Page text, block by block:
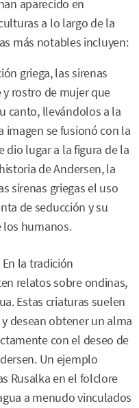
aparecido en
a lo largo de la
más notables incluyen:
griega, las sirenas
y rostro de mujer que
canto, llevándolos a la
imagen se fusionó con la
dio lugar a la figura de la
de Andersen, la
sirenas griegas el uso
de seducción y su
los humanos.
En la tradición
relatos sobre ondinas,
Estas criaturas suelen
desean obtener un alma
con el deseo de
Un ejemplo
Rusalka en el folclore
a menudo vinculados